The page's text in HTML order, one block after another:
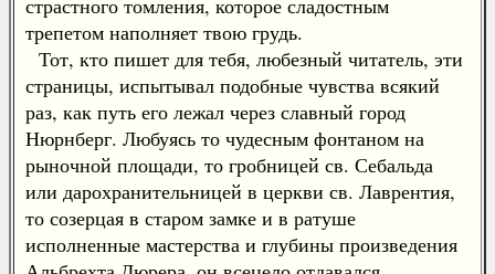
страстного томления, которое сладостным
трепетом наполняет твою грудь.
Тот, кто пишет для тебя, любезный читатель, эти
страницы, испытывал подобные чувства всякий
раз, как путь его лежал через славный город
Нюрнберг. Любуясь то чудесным фонтаном на
рыночной площади, то гробницей св. Себальда
или дарохранительницей в церкви св. Лаврентия,
то созерцая в старом замке и в ратуше
исполненные мастерства и глубины произведения